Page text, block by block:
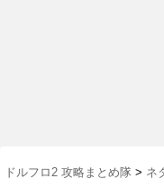
ドルフロ2 攻略まとめ隊 > ネ